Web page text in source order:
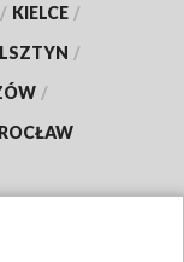
/ KIELCE /
/
/